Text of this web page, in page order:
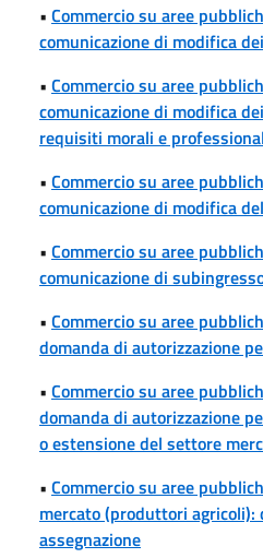
• Commercio su aree
comunicazione di modifica
• Commercio su aree
comunicazione di modifica
requisiti morali e
• Commercio su aree
comunicazione di modifica
• Commercio su aree
comunicazione di
• Commercio su aree
domanda di autorizzazione
• Commercio su aree
domanda di autorizzazione
o estensione del settore
• Commercio su aree
mercato (produttori agricoli):
assegnazione